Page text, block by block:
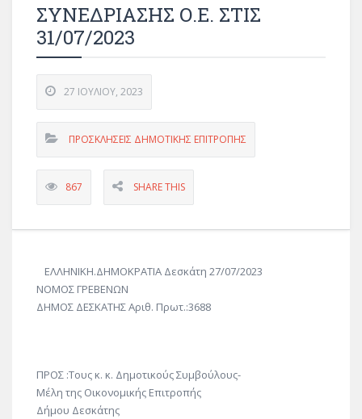
ΣΥΝΕΔΡΙΑΣΗΣ Ο.Ε. ΣΤΙΣ
31/07/2023
27 ΙΟΥΛΊΟΥ, 2023
ΠΡΟΣΚΛΗΣΕΙΣ ΔΗΜΟΤΙΚΗΣ ΕΠΙΤΡΟΠΗΣ
867 SHARE THIS
ΕΛΛΗΝΙΚΗ.ΔΗΜΟΚΡΑΤΙΑ Δεσκάτη 27/07/2023
ΝΟΜΟΣ ΓΡΕΒΕΝΩΝ
ΔΗΜΟΣ ΔΕΣΚΑΤΗΣ Αριθ. Πρωτ.:3688
ΠΡΟΣ :Τους κ. κ. Δημοτικούς Συμβούλους-
Μέλη της Οικονομικής Επιτροπής
Δήμου Δεσκάτης